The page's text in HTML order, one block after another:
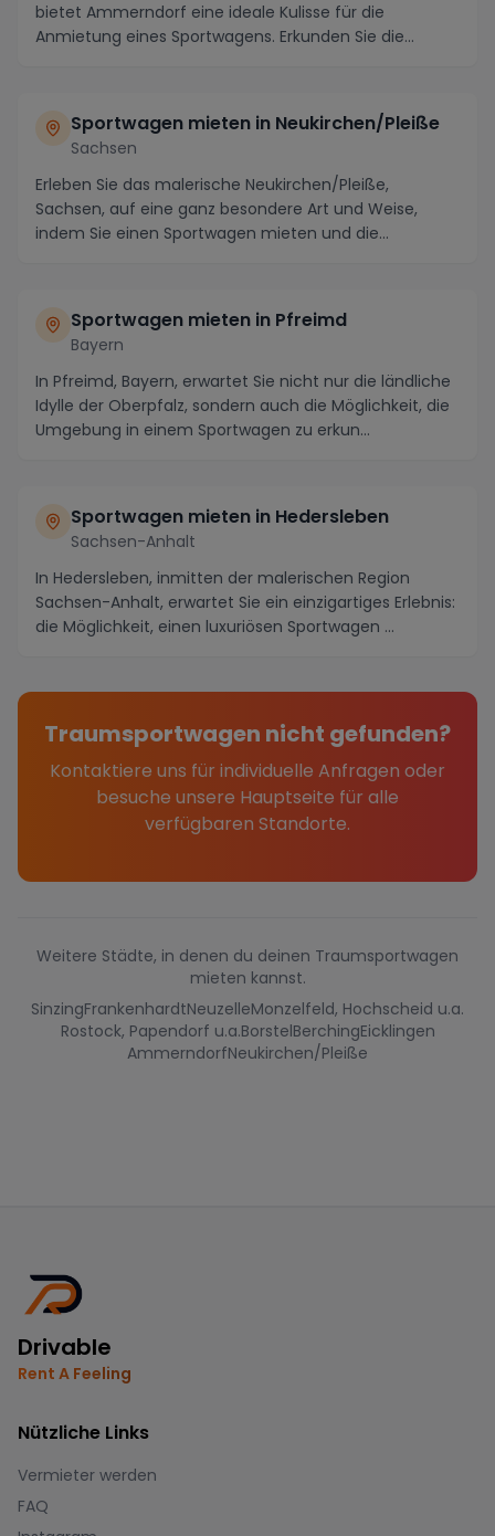
bietet Ammerndorf eine ideale Kulisse für die
Anmietung eines Sportwagens. Erkunden Sie die
Sportwagen mieten in Neukirchen/Pleiße
Sachsen
Erleben Sie das malerische Neukirchen/Pleiße,
Sachsen, auf eine ganz besondere Art und Weise,
indem Sie einen Sportwagen mieten und die
Sportwagen mieten in Pfreimd
Bayern
In Pfreimd, Bayern, erwartet Sie nicht nur die ländliche
Idylle der Oberpfalz, sondern auch die Möglichkeit, die
Umgebung in einem Sportwagen zu erkun...
Sportwagen mieten in Hedersleben
Sachsen-Anhalt
In Hedersleben, inmitten der malerischen Region
Sachsen-Anhalt, erwartet Sie ein einzigartiges Erlebnis:
die Möglichkeit, einen luxuriösen Sportwagen ...
Traumsportwagen nicht gefunden?
Kontaktiere uns für individuelle Anfragen oder
besuche unsere Hauptseite für alle
verfügbaren Standorte.
Weitere Städte, in denen du deinen Traumsportwagen
mieten kannst.
SinzingFrankenhardtNeuzelleMonzelfeld, Hochscheid u.a.
Rostock, Papendorf u.a.BorstelBerchingEicklingen
AmmerndorfNeukirchen/Pleiße
Drivable
Rent A Feeling
Nützliche Links
Vermieter werden
FAQ